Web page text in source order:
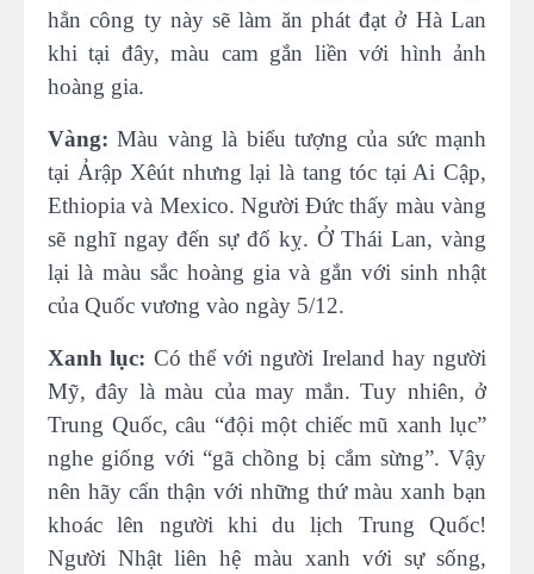
hẳn công ty này sẽ làm ăn phát đạt ở Hà Lan
khi tại đây, màu cam gắn liền với hình ảnh
hoàng gia.
Vàng:Màu vàng là biểu tượng của sức mạnh
tại Ảrập Xêút nhưng lại là tang tóc tại Ai Cập,
Ethiopia và Mexico. Người Đức thấy màu vàng
sẽ nghĩ ngay đến sự đố kỵ. Ở Thái Lan, vàng
lại là màu sắc hoàng gia và gắn với sinh nhật
của Quốc vương vào ngày 5/12.
Xanh lục: Có thể với người Ireland hay người
Mỹ, đây là màu của may mắn. Tuy nhiên, ở
Trung Quốc, câu “đội một chiếc mũ xanh lục”
nghe giống với “gã chồng bị cắm sừng”. Vậy
nên hãy cẩn thận với những thứ màu xanh bạn
khoác lên người khi du lịch Trung Quốc!
Người Nhật liên hệ màu xanh với sự sống,